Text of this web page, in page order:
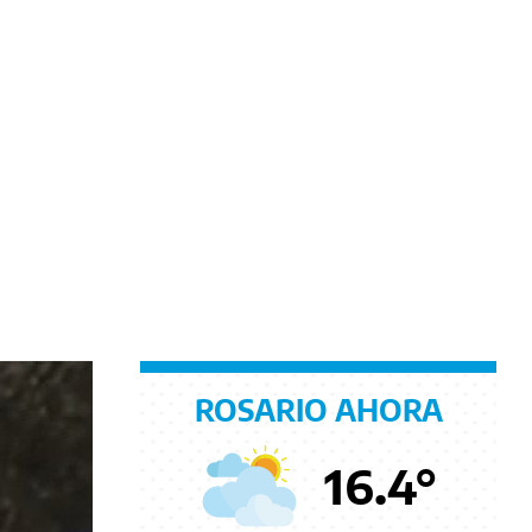
ROSARIO AHORA
16.4°